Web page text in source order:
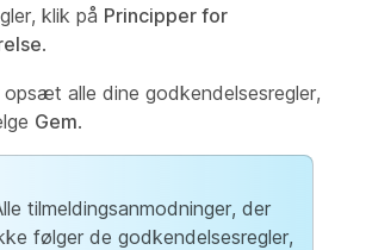
klik på Principper for
.
opsæt alle dine godkendelsesregler,
Gem.
tilmeldingsanmodninger, der
følger de godkendelsesregler,